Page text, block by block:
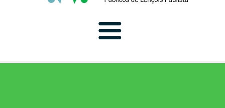
Convênio Online